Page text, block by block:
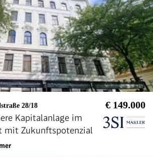
28/18 € 149.000
Kapitalanlage im
mit Zukunftspotenzial